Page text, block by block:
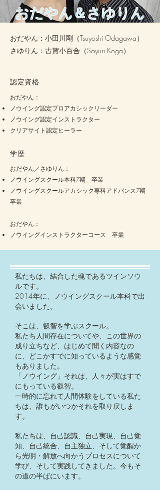
おだやん＆さゆりん
おだやん：小田川剛（Tsuyoshi Odagawa）
​さゆりん：古賀小百合（Sayuri Koga）
認定資格
​おだやん：
ノウイング認定プロアカシックリーダー
ノウイング認定インストラクター
クリアサイト認定ヒーラー
​学歴
​おだやん／さゆりん：
ノウイングスクール本科7期 卒業
ノウイングスクールアカシック専科アドバンス7期
卒業
おだやん：
ノウイングインストラクターコース 卒業
私たちは、結合した魂であるツインソウ
ルです。
​2014年に、ノウイングスクール本科で出
会いました。
そこは、叡智を学ぶスクール。
私たち人間存在についてや、この世界の
成り立ちなど、はじめて聞く内容なの
に、どこかすでに知っているような感覚
もありました。
「ノウイング」それは、人々が実はすで
にもっている叡智。
一時的に忘れて人間体験をしている私た
ちは、誰もがいつかそれを取り戻しま
す。
私たちは、自己認識、自己実現、自己覚
知、自己統合、自主独立、そして覚醒か
ら光明・解放へ向かうプロセスについて
学び、そして実践してきました。今もそ
の道の半ばにいます。